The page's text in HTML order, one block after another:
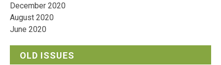
December 2020
August 2020
June 2020
OLD ISSUES